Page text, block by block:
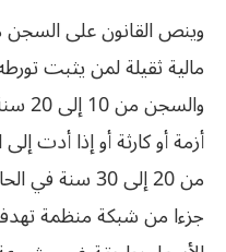
مالية ثقيلة لمن يثبت
أزمة أو كارثة أو إذا
من 20 إلى 30
جزءا من شبكة منظمة